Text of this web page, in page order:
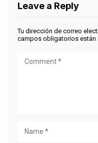
Leave a Reply
Tu dirección de correo
campos obligatorios están